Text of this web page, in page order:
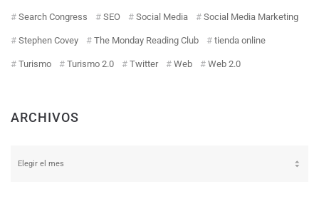
Search Congress SEO Social Media Social Media Marketing
Stephen Covey The Monday Reading Club tienda online
Turismo Turismo 2.0 Twitter Web Web 2.0
ARCHIVOS